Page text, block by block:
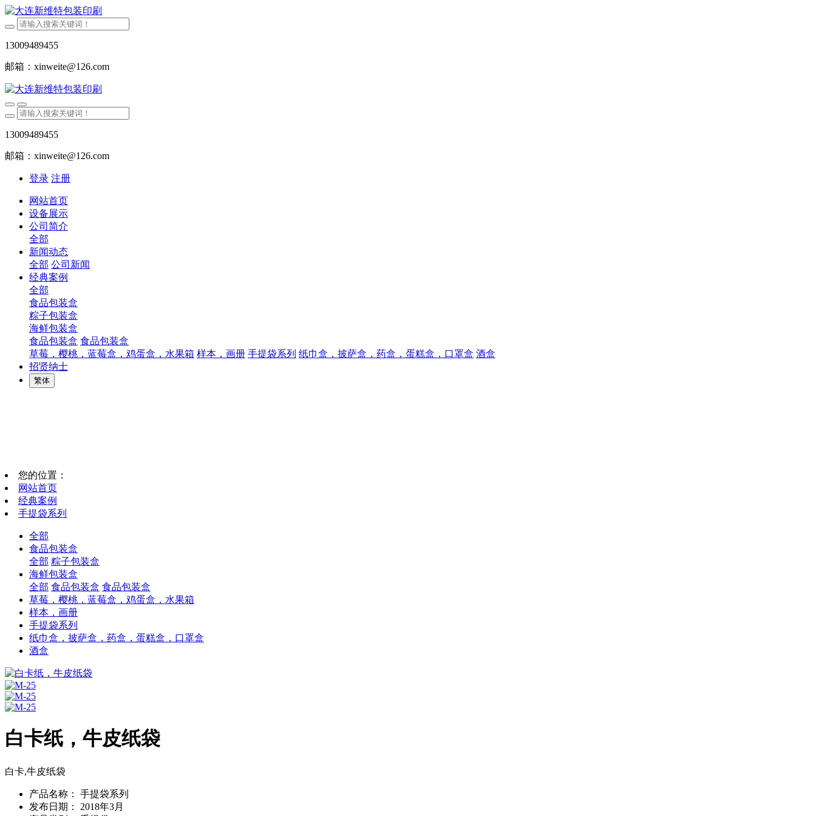
13009489455
邮箱：xinweite@126.com
13009489455
邮箱：xinweite@126.com
登录 注册
网站首页
设备展示
公司简介
全部
新闻动态
全部 公司新闻
经典案例
全部
食品包装盒
粽子包装盒
海鲜包装盒
食品包装盒 食品包装盒
草莓，樱桃，蓝莓盒，鸡蛋盒，水果箱 样本，画册 手提袋系列 纸巾盒，披萨盒，药盒，蛋糕盒，口罩盒 酒盒
招贤纳士
繁体
您的位置：
网站首页
经典案例
手提袋系列
全部
食品包装盒
全部 粽子包装盒
海鲜包装盒
全部 食品包装盒 食品包装盒
草莓，樱桃，蓝莓盒，鸡蛋盒，水果箱
样本，画册
手提袋系列
纸巾盒，披萨盒，药盒，蛋糕盒，口罩盒
酒盒
白卡纸，牛皮纸袋
白卡,牛皮纸袋
产品名称：
手提袋系列
发布日期：
2018年3月